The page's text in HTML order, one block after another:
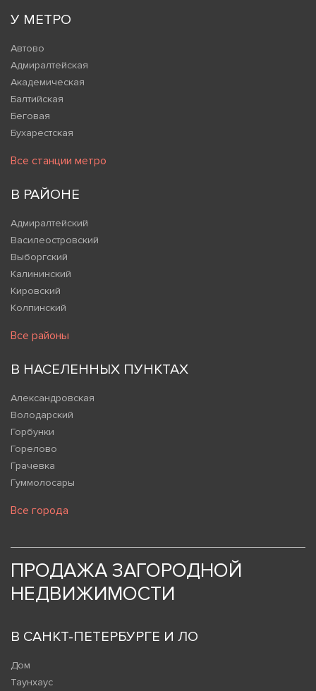
У МЕТРО
Автово
Адмиралтейская
Академическая
Балтийская
Беговая
Бухарестская
Все станции метро
В РАЙОНЕ
Адмиралтейский
Василеостровский
Выборгский
Калининский
Кировский
Колпинский
Все районы
В НАСЕЛЕННЫХ ПУНКТАХ
Александровская
Володарский
Горбунки
Горелово
Грачевка
Гуммолосары
Все города
ПРОДАЖА ЗАГОРОДНОЙ
НЕДВИЖИМОСТИ
В САНКТ-ПЕТЕРБУРГЕ И ЛО
Дом
Таунхаус